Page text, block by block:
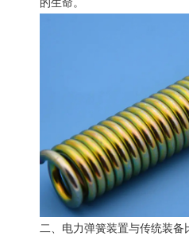
二、电力弹簧装置与传统装备